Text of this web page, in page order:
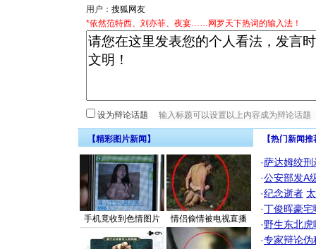
用户：
*依然范特西、刘亦菲、夜宴……网罗天下热词的输入法！
设为辩论话题
【精彩图片新闻】
手机竟收到色情图片 情侣偷情被电视直播
【热门新闻
·萨达姆绞刑
·公安部发A
·纪念逝者
·丁俊晖豪
·野生东北
·专家辩论伪